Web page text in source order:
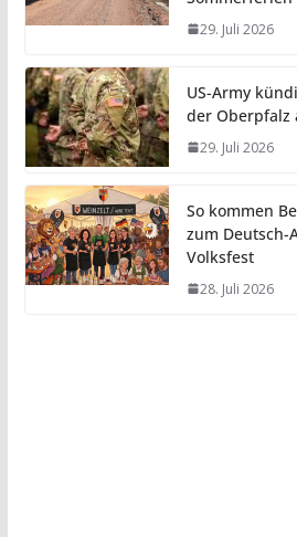
29. Juli 2026
US-Army
der Oberpfalz
29. Juli 2026
So kommen
zum Deutsch-
Volksfest
28. Juli 2026